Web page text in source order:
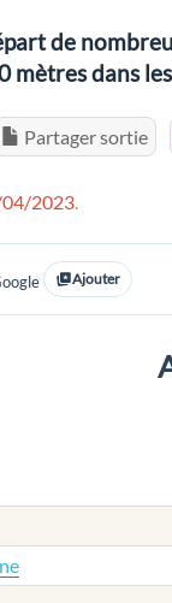
de
mètres dans
Partager sortie
2023.
Ajouter